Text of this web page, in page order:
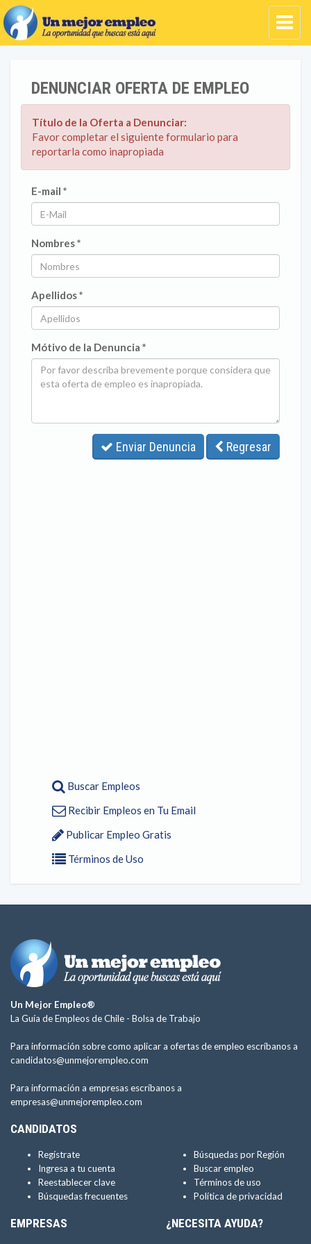
DENUNCIAR OFERTA DE EMPLEO
Título de la Oferta a Denunciar:
Favor completar el siguiente formulario para
reportarla como inapropiada
E-mail *
Nombres *
Apellidos *
Mótivo de la Denuncia *
Enviar Denuncia Regresar
Buscar Empleos
Recibir Empleos en Tu Email
Publicar Empleo Gratis
Términos de Uso
Un Mejor Empleo®
La Guía de Empleos de Chile - Bolsa de Trabajo
Para información sobre como aplicar a ofertas de empleo escríbanos a
candidatos@unmejorempleo.com
Para información a empresas escríbanos a
empresas@unmejorempleo.com
CANDIDATOS
Regístrate
Ingresa a tu cuenta
Reestablecer clave
Búsquedas frecuentes
Búsquedas por Región
Buscar empleo
Términos de uso
Política de privacidad
EMPRESAS ¿NECESITA AYUDA?